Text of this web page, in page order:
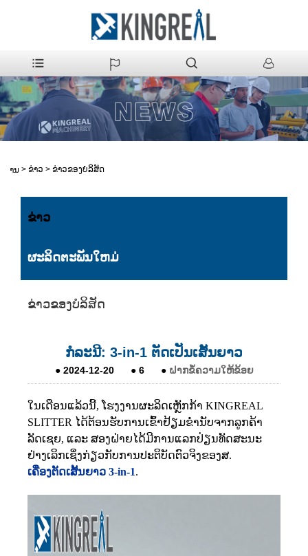
ບ້ານ > ຂ່າວ > ຂ່າວຂອງບໍລິສັດ
ຂ່າວ
ຜະລິດຕະພັນໃຫມ່
ຂ່າວຂອງບໍລິສັດ
ກໍລະນີ: 3-in-1 ຕັດເປັນເສັ້ນຍາວ
● 2024-12-20 ● 6 ● ຝາກຂໍ້ຄວາມໃຫ້ຂ້ອຍ
ໃນເດືອນແລ້ວນີ້, ໂຮງງານຜະລິດເຫຼັກກ້າ KINGREAL
SLITTER ໄດ້ຕ້ອນຮັບການເຂົ້າຢ້ຽມຂ່ຳນັບຈາກລູກຄ້າ
ລັດເຊຍ, ແລະ ສອງຝ່າຍໄດ້ມີການແລກປ່ຽນທັດສະນະ
ຢ່າງເລິກເຊິ່ງກ່ຽວກັບການປະຕິບັດຕົວຈິງຂອງສ.
ເຄື່ອງຕັດເສັ້ນຍາວ 3-in-1.